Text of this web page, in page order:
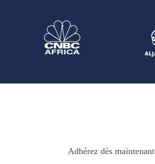
Adhérez dès maintenant